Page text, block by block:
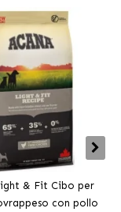
& Fit Cibo per
con pollo